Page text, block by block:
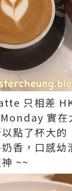
只相差
實在
點了杯大的
香，口感幼
~~